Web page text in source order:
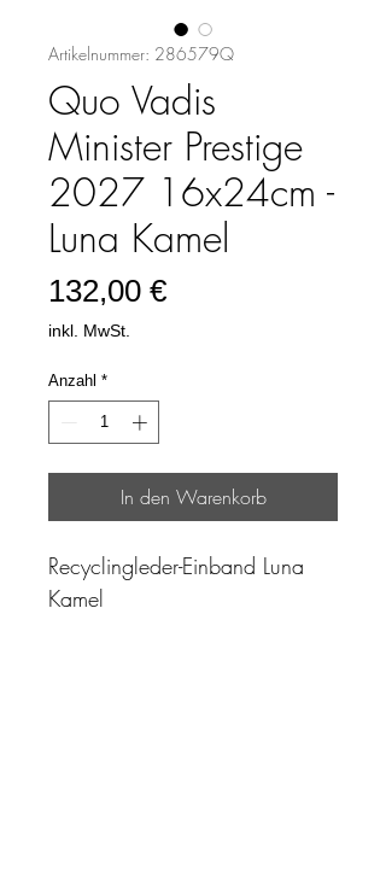
Artikelnummer: 286579Q
Quo Vadis
Minister Prestige
2027 16x24cm -
Luna Kamel
132,00 €Preis
inkl. MwSt.
Anzahl *
In den Warenkorb
Recyclingleder-Einband Luna
Kamel